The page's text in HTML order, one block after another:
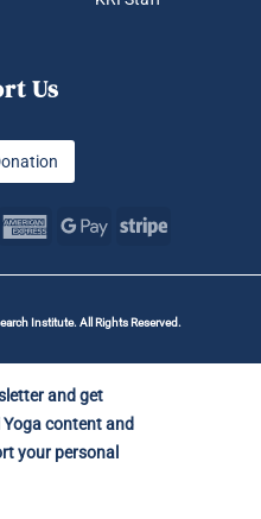
Us
Institute. All Rights Reserved.
and get
content and
your personal